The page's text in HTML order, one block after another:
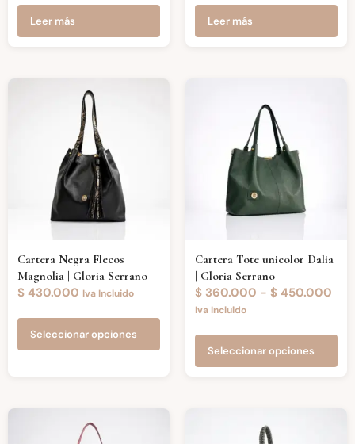
Leer más Leer más
Cartera Negra Flecos
Magnolia | Gloria Serrano
$ 430.000 Iva Incluido
Seleccionar opciones
Cartera Tote unicolor Dalia
| Gloria Serrano
$ 360.000 - $ 450.000
Iva Incluido
Seleccionar opciones